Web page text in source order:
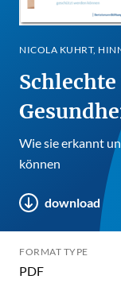
NICOLA KUHRT,
Wie sie erkannt
können
download
FORMAT TYPE
PDF